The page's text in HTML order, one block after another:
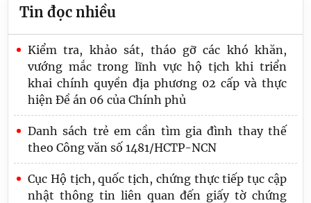
Tin đọc nhiều
Kiểm tra, khảo sát, tháo gỡ các khó khăn,
vướng mắc trong lĩnh vực hộ tịch khi triển
khai chính quyền địa phương 02 cấp và thực
hiện Đề án 06 của Chính phủ
Danh sách trẻ em cần tìm gia đình thay thế
theo Công văn số 1481/HCTP-NCN
Cục Hộ tịch, quốc tịch, chứng thực tiếp tục cập
nhật thông tin liên quan đến giấy tờ chứng